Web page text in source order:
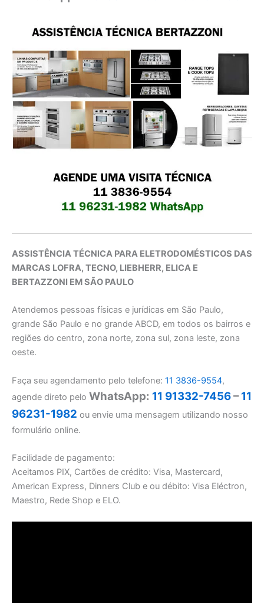
ASSISTÊNCIA TÉCNICA PARA ELETRODOMÉSTICOS DAS
MARCAS LOFRA, TECNO, LIEBHERR, ELICA E
BERTAZZONI EM SÃO PAULO
Atendemos pessoas físicas e jurídicas em São Paulo,
grande São Paulo e no grande ABCD, em todos os bairros e
regiões do centro, zona norte, zona sul, zona leste, zona
oeste.
Faça seu agendamento pelo telefone: 11 3836-9554,
agende direto pelo WhatsApp: 11 91332-7456–11
96231-1982 ou envie uma mensagem utilizando nosso
formulário online.
Facilidade de pagamento:
Aceitamos PIX, Cartões de crédito: Visa, Mastercard,
American Express, Dinners Club e ou débito: Visa Eléctron,
Maestro, Rede Shop e ELO.